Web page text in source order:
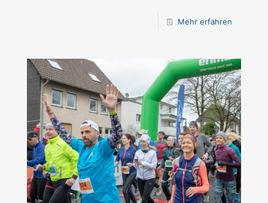
Mehr erfahren